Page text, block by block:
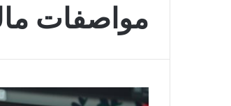
مواصفات ماك